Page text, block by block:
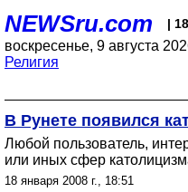
NEWSru.com |
воскресенье, 9 августа
Религия
В Рунете появился
Любой пользователь,
или иных сфер
18 января 2008 г., 18:51